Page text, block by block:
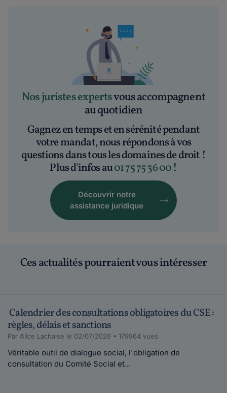
Nos juristes expertsvous accompagnent
au quotidien
Gagnez en temps et en sérénité pendant
votre mandat, nous répondons à vos
questions dans tous les domaines de droit !
Plus d'infos au01 75 75 36 00 !
Découvrir notre
assistance juridique
Ces actualités pourraient vous intéresser
Calendrier des consultations obligatoires du CSE :
règles, délais et sanctions
Par Alice Lachaise le 02/07/2026 • 179964 vues
Véritable outil de dialogue social, l'obligation de
consultation du Comité Social et...